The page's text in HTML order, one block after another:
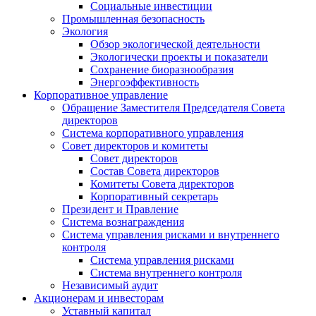
Социальные инвестиции
Промышленная безопасность
Экология
Обзор экологической деятельности
Экологически проекты и показатели
Сохранение биоразнообразия
Энергоэффективность
Корпоративное управление
Обращение Заместителя Председателя Совета
директоров
Система корпоративного управления
Совет директоров и комитеты
Совет директоров
Состав Совета директоров
Комитеты Совета директоров
Корпоративный секретарь
Президент и Правление
Система вознаграждения
Система управления рисками и внутреннего
контроля
Система управления рисками
Система внутреннего контроля
Независимый аудит
Акционерам и инвесторам
Уставный капитал